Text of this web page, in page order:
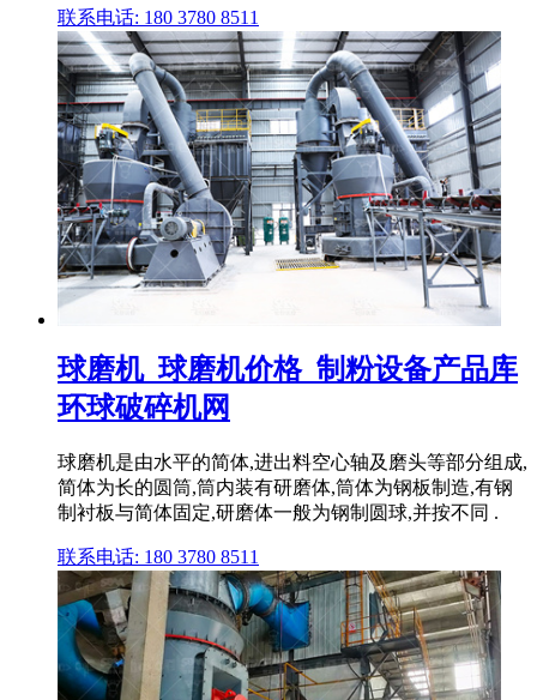
联系电话: 180 3780 8511
球磨机_球磨机价格_制粉设备产品库
环球破碎机网
球磨机是由水平的简体,进出料空心轴及磨头等部分组成,
简体为长的圆筒,筒内装有研磨体,筒体为钢板制造,有钢
制衬板与简体固定,研磨体一般为钢制圆球,并按不同 .
联系电话: 180 3780 8511